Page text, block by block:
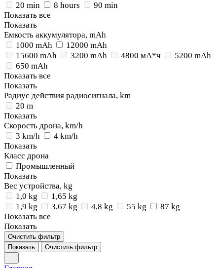
20 min
8 hours
90 min
Показать все
Показать
Емкость аккумулятора, mAh
1000 mAh
12000 mAh
15600 mAh
3200 mAh 4800 мА*ч
5200 mAh
650 mAh
Показать все
Показать
Радиус действия радиосигнала, km
20 m
Показать
Скорость дрона, km/h
3 km/h
4 km/h
Показать
Класс дрона
Промышленный
Показать
Вес устройства, kg
1,0 kg
1,65 kg
1,9 kg
3,67 kg 4,8 kg 55 kg
87 kg
Показать все
Показать
Очистить фильтр
Показать
Очистить фильтр